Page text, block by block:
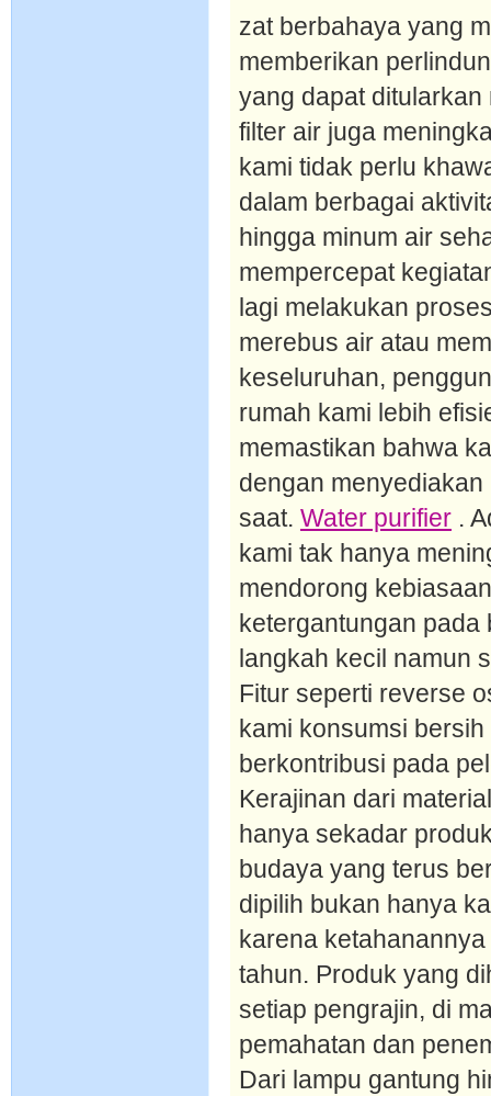
zat berbahaya yang
memberikan
yang dapat
filter air juga
kami tidak perlu
dalam berbagai
hingga minum air
mempercepat
lagi melakukan
merebus air atau
keseluruhan,
rumah kami lebih
memastikan bahwa
dengan
saat. Water purifier .
kami tak hanya
mendorong
ketergantungan pada
langkah kecil namun
Fitur seperti reverse
kami konsumsi
berkontribusi pada
Kerajinan dari
hanya sekadar
budaya yang terus
dipilih bukan hanya
karena
tahun. Produk yang
setiap pengrajin, di
pemahatan dan
Dari lampu gantung